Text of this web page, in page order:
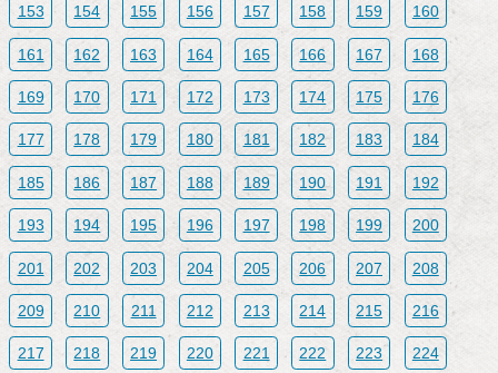
153 154 155 156 157 158 159 160
161 162 163 164 165 166 167 168
169 170 171 172 173 174 175 176
177 178 179 180 181 182 183 184
185 186 187 188 189 190 191 192
193 194 195 196 197 198 199 200
201 202 203 204 205 206 207 208
209 210 211 212 213 214 215 216
217 218 219 220 221 222 223 224